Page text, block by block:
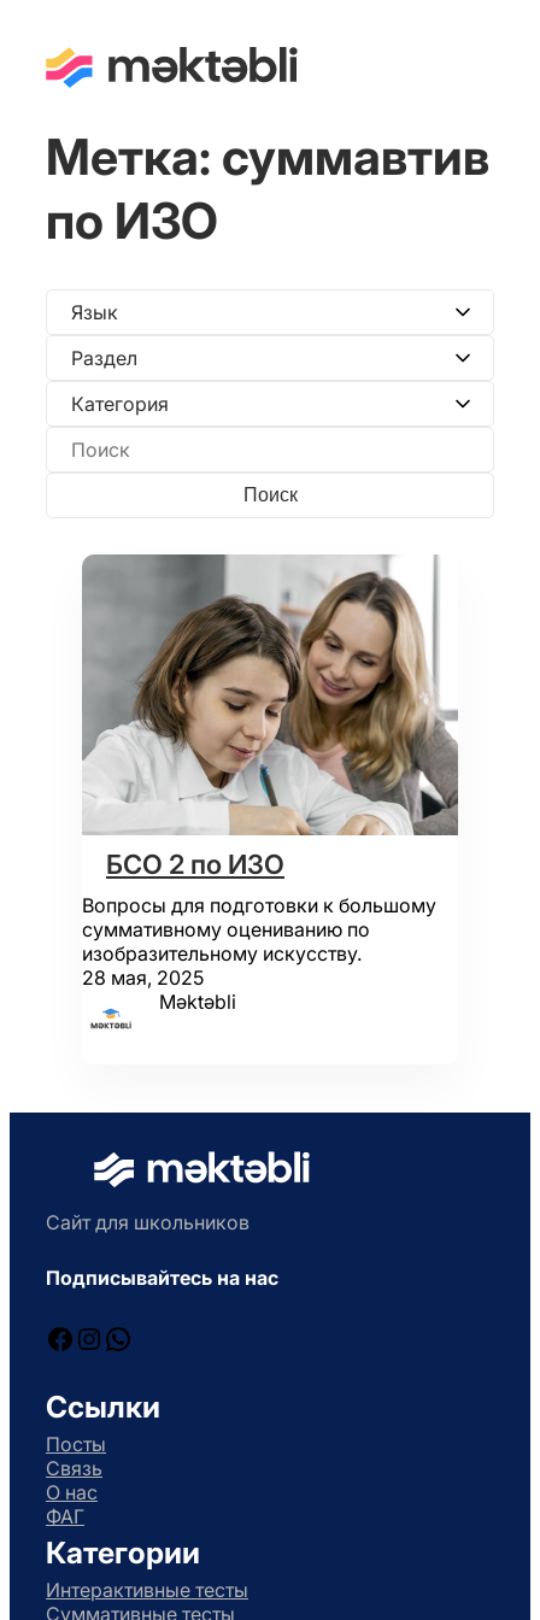
Метка: суммавтив
по ИЗО
БСО 2 по ИЗО
Вопросы для подготовки к большому
суммативному оцениванию по
изобразительному искусству.
28 мая, 2025
Məktəbli
Сайт для школьников
Подписывайтесь на нас
Facebook
Instagram
WhatsApp
Ссылки
Посты
Связь
О нас
ФАГ
Категории
Интерактивные тесты
Суммативные тесты